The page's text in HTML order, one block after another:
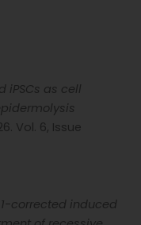
iPSCs as cell
Vol. 6, Issue
corrected induced